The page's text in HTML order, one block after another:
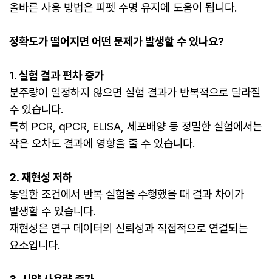
올바른 사용 방법은 피펫 수명 유지에 도움이 됩니다.
정확도가 떨어지면 어떤 문제가 발생할 수 있나요?
1. 실험 결과 편차 증가
분주량이 일정하지 않으면 실험 결과가 반복적으로 달라질
수 있습니다.
특히 PCR, qPCR, ELISA, 세포배양 등 정밀한 실험에서는
작은 오차도 결과에 영향을 줄 수 있습니다.
2. 재현성 저하
동일한 조건에서 반복 실험을 수행했을 때 결과 차이가
발생할 수 있습니다.
재현성은 연구 데이터의 신뢰성과 직접적으로 연결되는
요소입니다.